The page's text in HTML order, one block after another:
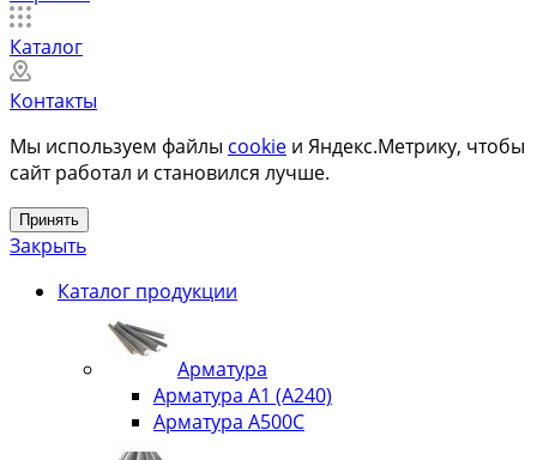
Каталог
Контакты
Мы используем файлы cookie и Яндекс.Метрику, чтобы
сайт работал и становился лучше.
Принять
Закрыть
Каталог продукции
Арматура
Арматура А1 (А240)
Арматура А500С